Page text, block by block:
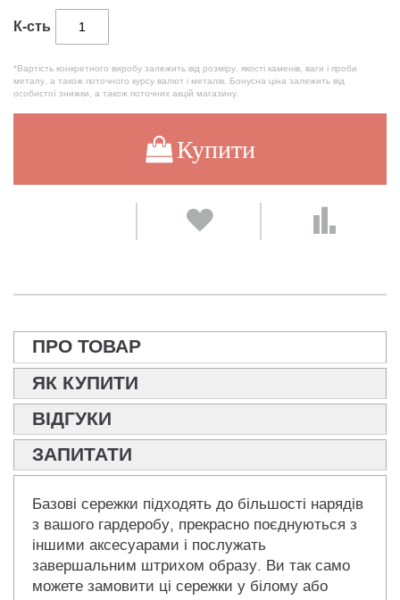
К-сть
*Вартість конкретного виробу залежить від розміру, якості каменів, ваги і проби
металу, а також поточного курсу валют і металів. Бонусна ціна залежить від
особистої знижки, а також поточних акцій магазину.
Купити
ПРО ТОВАР
ЯК КУПИТИ
ВІДГУКИ
ЗАПИТАТИ
Базові сережки підходять до більшості нарядів
з вашого гардеробу, прекрасно поєднуються з
іншими аксесуарами і послужать
завершальним штрихом образу. Ви так само
можете замовити ці сережки у білому або